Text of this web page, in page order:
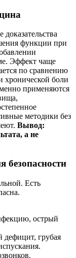
функции при
Эффект чаще
по сравнению
хронической боли
применяются
методики без
Вывод:
а не
безопасности
Есть
острый
грубая